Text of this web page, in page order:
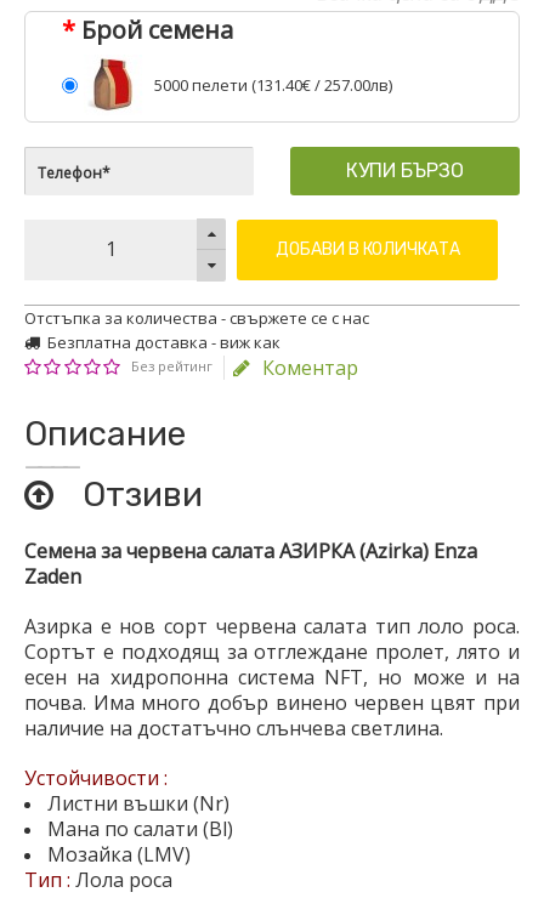
Брой семена
5000 пелети (131.40€/ 257.00лв)
КУПИ БЪРЗО
ДОБАВИ В КОЛИЧКАТА
Отстъпка за количества - свържете се с нас
Безплатна доставка - виж как
Без рейтинг Коментар
Описание
Отзиви
Семена за червена салата АЗИРКА (Azirka) Enza
Zaden
Азирка е нов сорт червена салата тип лоло роса.
Сортът е подходящ за отглеждане пролет, лято и
есен на хидропонна система NFT, но може и на
почва. Има много добър винено червен цвят при
наличие на достатъчно слънчева светлина.
Устойчивости :
Листни въшки (Nr)
Мана по салати (Bl)
Мозайка (LMV)
Тип : Лола роса